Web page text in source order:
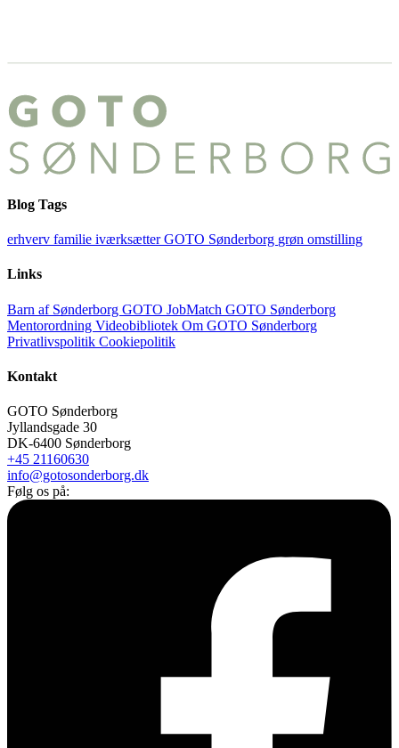
Blog Tags
erhverv familie iværksætterGOTO Sønderborg grøn omstilling
Links
Barn af Sønderborg GOTO JobMatch GOTO Sønderborg
Mentorordning Videobibliotek Om GOTO Sønderborg
Privatlivspolitik Cookiepolitik
Kontakt
GOTO Sønderborg
Jyllandsgade 30
DK-6400 Sønderborg
+45 21160630
info@gotosonderborg.dk
Følg os på: